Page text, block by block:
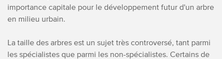
importance capitale pour le développement futur d'un arbre
en milieu urbain.
La taille des arbres est un sujet très controversé, tant parmi
les spécialistes que parmi les non-spécialistes. Certains de